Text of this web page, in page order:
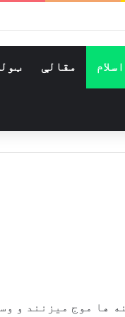
اسلام مقالې
ها موج میزنند و